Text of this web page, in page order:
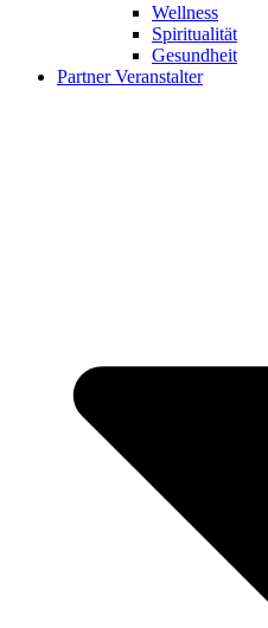
Wellness
Spiritualität
Gesundheit
Partner Veranstalter